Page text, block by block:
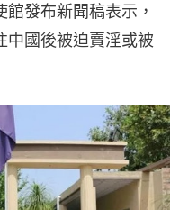
發布新聞稿表示，
中國後被迫賣淫或被